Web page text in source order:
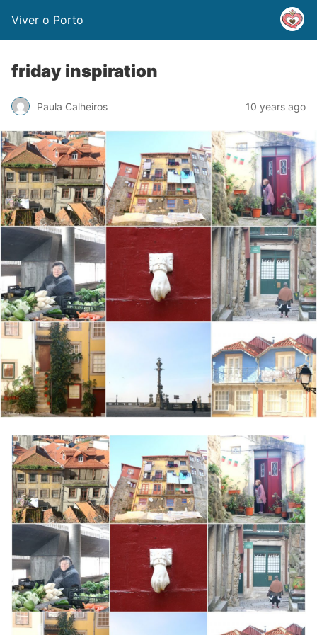
Viver o Porto
friday inspiration
Paula Calheiros 10 years ago